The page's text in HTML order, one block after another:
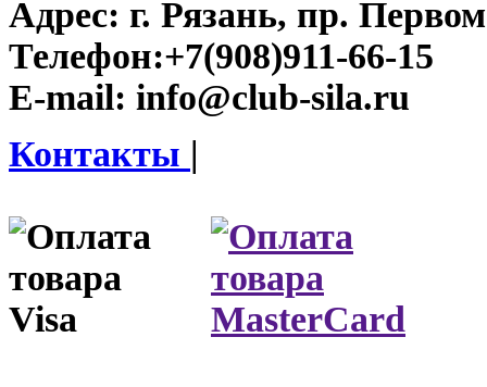
Адрес: г. Рязань, пр.
Телефон:+7(908)911-66-15
E-mail: info@club-sila.ru
Контакты |